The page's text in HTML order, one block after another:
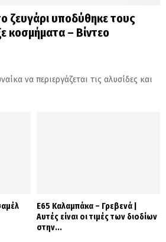
ζευγάρι υποδύθηκε τους
κοσμήματα – Βίντεο
να περιεργάζεται τις αλυσίδες και
Ε65 Καλαμπάκα – Γρεβενά |
Αυτές είναι οι τιμές των διοδίων
στην...